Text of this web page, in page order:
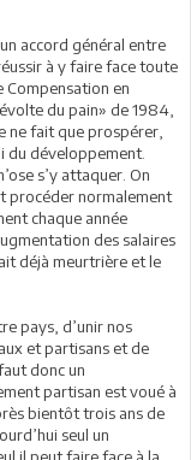
accord général entre
à y faire face toute
Compensation en
du pain» de 1984,
ne fait que prospérer,
du développement.
s’y attaquer. On
procéder normalement
chaque année
des salaires
déjà meurtrière et le
pays, d’unir nos
et partisans et de
donc un
partisan est voué à
bientôt trois ans de
seul un